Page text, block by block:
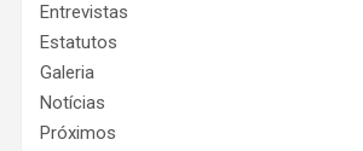
Entrevistas
Estatutos
Galeria
Notícias
Próximos